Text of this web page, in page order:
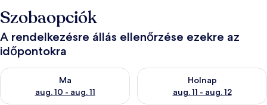
Szobaopciók
A rendelkezésre állás ellenőrzése ezekre az
időpontokra
Ma
aug. 10 - aug. 11
A ma esti rendelkezésre állás ellenőrzése: aug. 10 - aug. 11
Holnap
aug. 11 - aug. 12
A holnapi rendelkezésre állás